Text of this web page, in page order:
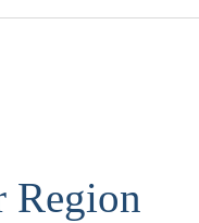
Region